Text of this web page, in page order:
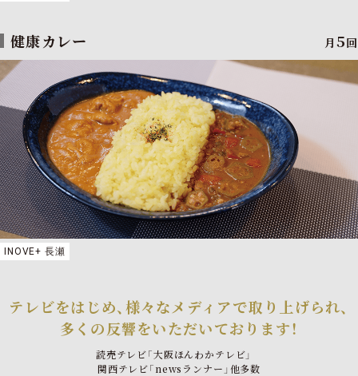
健康カレー 月 5回
INOVE+ 長瀬
テレビをはじめ、 様々なメディアで取り上げられ、
多くの反響をいただいております！
読売テレビ「大阪ほんわかテレビ」
関西テレビ「newsランナー」他多数